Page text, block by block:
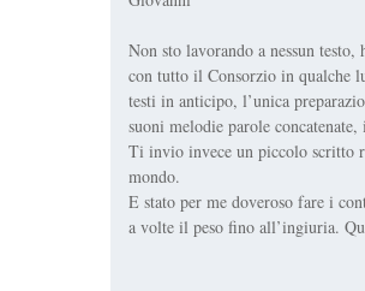
Non sto lavorando a nessun
con tutto il Consorzio in qualche
testi in anticipo, l’unica
suoni melodie parole
Ti invio invece un piccolo scritto
mondo.
E stato per me doveroso fare i
a volte il peso fino all’ingiuria.